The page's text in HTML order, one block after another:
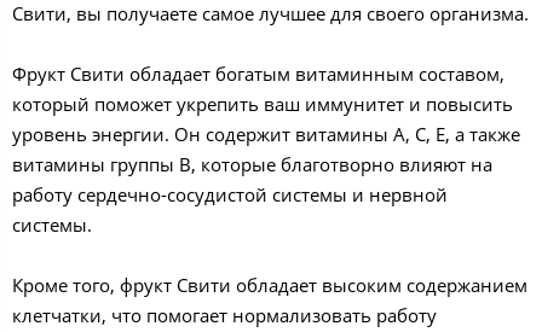
Свити, вы получаете самое лучшее для своего организма.
Фрукт Свити обладает богатым витаминным составом,
который поможет укрепить ваш иммунитет и повысить
уровень энергии. Он содержит витамины А, С, Е, а также
витамины группы В, которые благотворно влияют на
работу сердечно-сосудистой системы и нервной
системы.
Кроме того, фрукт Свити обладает высоким содержанием
клетчатки, что помогает нормализовать работу